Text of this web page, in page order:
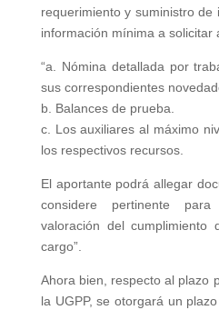
requerimiento y suministro de
información mínima a solicitar
“a. Nómina detallada por
sus correspondientes
b. Balances de prueba.
c. Los auxiliares al máximo
los respectivos recursos.
El aportante podrá allegar
considere pertinente
valoración del cumplimiento
cargo”.
Ahora bien, respecto al plazo
la UGPP, se otorgará un